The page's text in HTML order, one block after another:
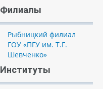
Филиалы
Рыбницкий филиал
ГОУ «ПГУ им. Т.Г.
Шевченко»
Институты